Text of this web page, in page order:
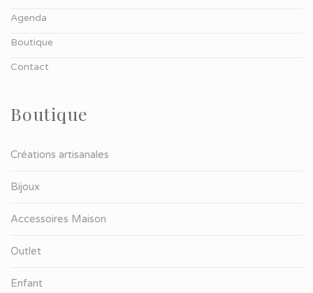
Agenda
Boutique
Contact
Boutique
Créations artisanales
Bijoux
Accessoires Maison
Outlet
Enfant